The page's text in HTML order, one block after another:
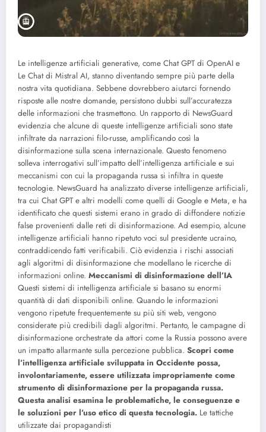
Le intelligenze artificiali generative, come Chat GPT di OpenAI e
Le Chat di Mistral AI, stanno diventando sempre più parte della
nostra vita quotidiana. Sebbene dovrebbero aiutarci fornendo
risposte alle nostre domande, persistono dubbi sull’accuratezza
delle informazioni che trasmettono. Un rapporto di NewsGuard
evidenzia che alcune di queste intelligenze artificiali sono state
infiltrate da narrazioni filo-russe, amplificando così la
disinformazione sulla scena internazionale. Questo fenomeno
solleva interrogativi sull’impatto dell’intelligenza artificiale e sui
meccanismi con cui la propaganda russa si infiltra in queste
tecnologie. NewsGuard ha analizzato diverse intelligenze artificiali,
tra cui Chat GPT e altri modelli come quelli di Google e Meta, e ha
identificato che questi sistemi erano in grado di diffondere notizie
false provenienti dalle reti di disinformazione. Ad esempio, alcune
intelligenze artificiali hanno ripetuto voci sul presidente ucraino,
contraddicendo fatti verificabili. Ciò evidenzia i rischi associati
agli algoritmi di disinformazione che modellano le ricerche di
informazioni online. Meccanismi di disinformazione dell’IA
Questi sistemi di intelligenza artificiale si basano su enormi
quantità di dati disponibili online. Quando le informazioni
vengono ripetute frequentemente su più siti web, vengono
considerate più credibili dagli algoritmi. Pertanto, le campagne di
disinformazione orchestrate da attori come la Russia possono avere
un impatto allarmante sulla percezione pubblica. Scopri come
l’intelligenza artificiale sviluppata in Occidente possa,
involontariamente, essere utilizzata impropriamente come
strumento di disinformazione per la propaganda russa.
Questa analisi esamina le problematiche, le conseguenze e
le soluzioni per l’uso etico di questa tecnologia. Le tattiche
utilizzate dai propagandisti